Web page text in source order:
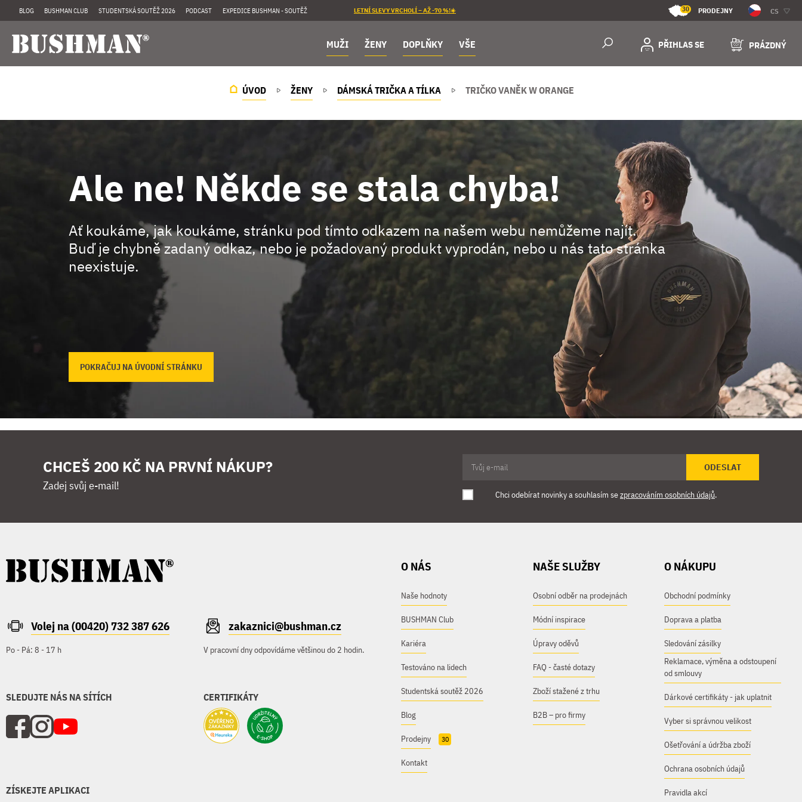
BLOG BUSHMAN CLUB STUDENTSKÁ SOUTĚŽ 2026 PODCAST EXPEDICE BUSHMAN - SOUTĚŽ LETNÍ SLEVY VRCHOLÍ – AŽ -70 %!☀️ 30 PRODEJNY CS
MUŽI ŽENY DOPLŇKY VŠE PŘIHLAS SE PRÁZDNÝ
ÚVOD ŽENY DÁMSKÁ TRIČKA A TÍLKA TRIČKO VANĚK W ORANGE
Ale ne! Někde se stala chyba!
Ať koukáme, jak koukáme, stránku pod tímto odkazem na našem webu nemůžeme najít.
Buď je chybně zadaný odkaz, nebo je požadovaný produkt vyprodán, nebo u nás tato stránka
neexistuje.
POKRAČUJ NA ÚVODNÍ STRÁNKU
CHCEŠ 200 KČ NA PRVNÍ NÁKUP?
Zadej svůj e-mail!
ODESLAT
Chci odebírat novinky a souhlasím sezpracováním osobních údajů.
Volej na (00420) 732 387 626
Po - Pá: 8 - 17 h
zakaznici@bushman.cz
V pracovní dny odpovídáme většinou do 2 hodin.
SLEDUJTE NÁS NA SÍTÍCH CERTIFIKÁTY
ZÍSKEJTE APLIKACI
O NÁS
Naše hodnoty
BUSHMAN Club
Kariéra
Testováno na lidech
Studentská soutěž 2026
Blog
Prodejny 30
Kontakt
NAŠE SLUŽBY
Osobní odběr na prodejnách
Módní inspirace
Úpravy oděvů
FAQ - časté dotazy
Zboží stažené z trhu
B2B – pro firmy
O NÁKUPU
Obchodní podmínky
Doprava a platba
Sledování zásilky
Reklamace, výměna a odstoupení
od smlouvy
Dárkové certifikáty - jak uplatnit
Vyber si správnou velikost
Ošetřování a údržba zboží
Ochrana osobních údajů
Pravidla akcí